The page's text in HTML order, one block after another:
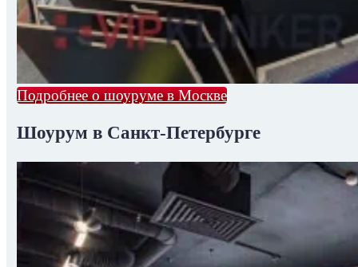
Подробнее о шоуруме в Москве
Шоурум в Санкт-Петербурге